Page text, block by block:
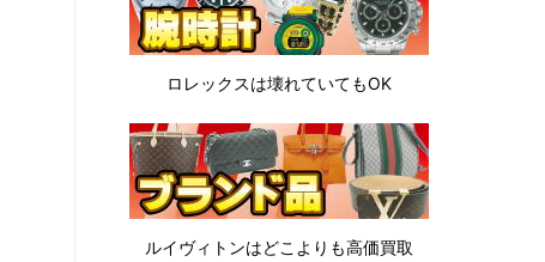
ロレックスは壊れていてもOK
ルイヴィトンはどこよりも高価買取